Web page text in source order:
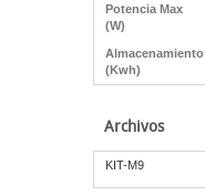
Potencia Max
(W)
Almacenamiento
(Kwh)
Archivos
KIT-M9